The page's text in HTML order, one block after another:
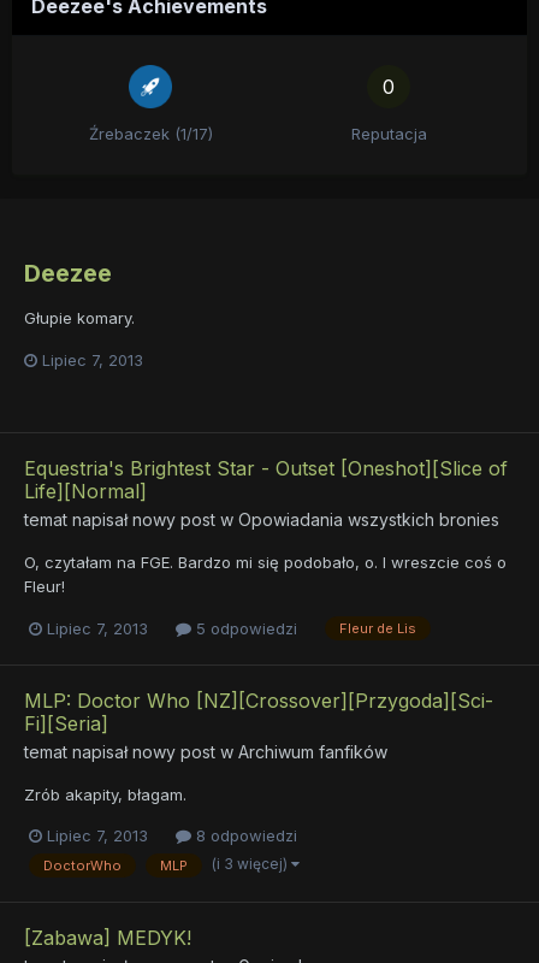
Deezee's Achievements
Źrebaczek (1/17)
0
Reputacja
Deezee
Głupie komary.
Lipiec 7, 2013
Equestria's Brightest Star - Outset [Oneshot][Slice of
Life][Normal]
temat napisał nowy post w Opowiadania wszystkich bronies
O, czytałam na FGE. Bardzo mi się podobało, o. I wreszcie coś o
Fleur!
Lipiec 7, 2013 5 odpowiedzi Fleur de Lis
MLP: Doctor Who [NZ][Crossover][Przygoda][Sci-
Fi][Seria]
temat napisał nowy post w Archiwum fanfików
Zrób akapity, błagam.
Lipiec 7, 2013 8 odpowiedzi
DoctorWho MLP (i 3 więcej)
[Zabawa] MEDYK!